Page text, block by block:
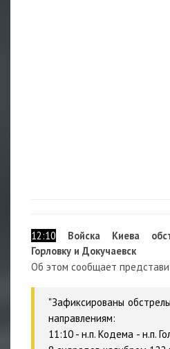
12:10
Войска Киева
Горловку и Докучаевск
Об этом сообщает
"Зафиксированы
направлениям:
11:10 - н.п. Кодема - н.п.